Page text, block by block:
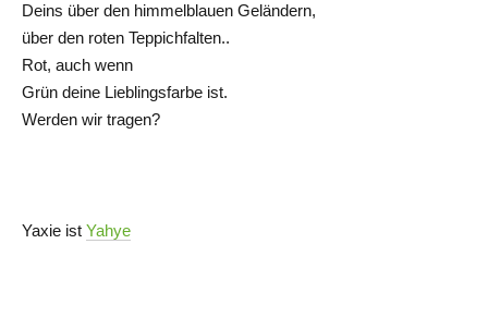
Deins über den himmelblauen Geländern,
über den roten Teppichfalten..
Rot, auch wenn
Grün deine Lieblingsfarbe ist.
Werden wir tragen?
Yaxie ist Yahye